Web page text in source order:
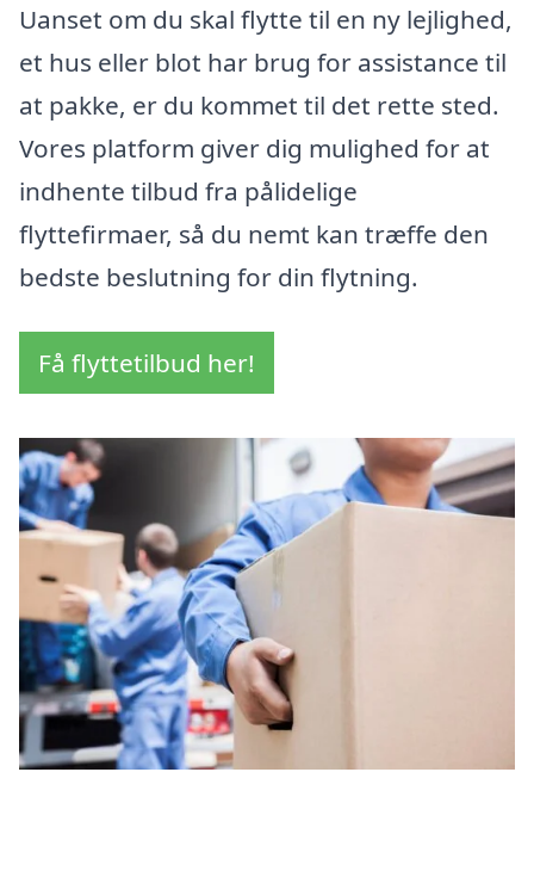
Uanset om du skal flytte til en ny lejlighed,
et hus eller blot har brug for assistance til
at pakke, er du kommet til det rette sted.
Vores platform giver dig mulighed for at
indhente tilbud fra pålidelige
flyttefirmaer, så du nemt kan træffe den
bedste beslutning for din flytning.
Få flyttetilbud her!